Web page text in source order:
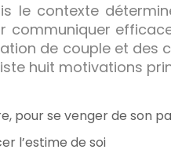
le contexte
communiquer
de couple et des
huit motivations
pour se venger de son
l’estime de soi